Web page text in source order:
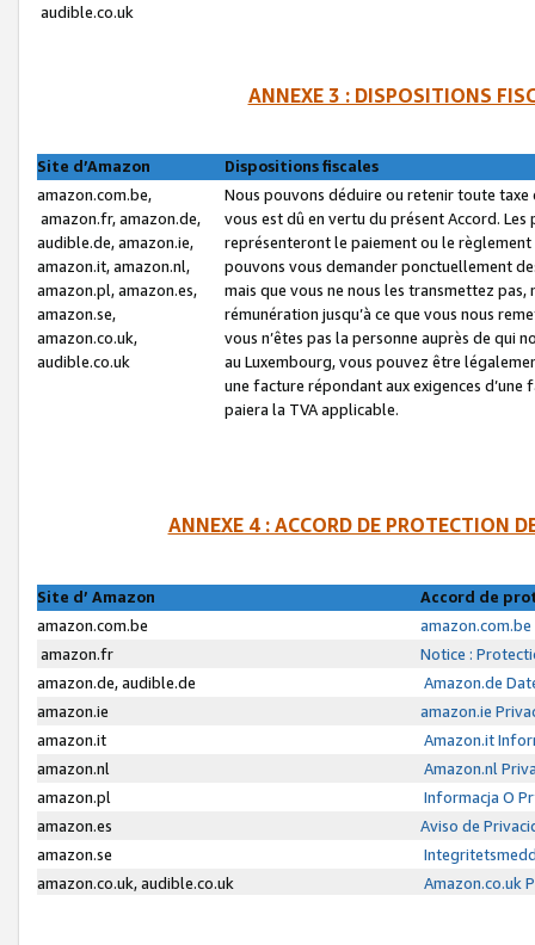
audible.co.uk
ANNEXE 3 : DISPOSITIONS
Site d’Amazon
Dispositions fiscales
amazon.com.be,
amazon.fr, amazon.de,
audible.de, amazon.ie,
amazon.it, amazon.nl,
amazon.pl, amazon.es,
amazon.se,
amazon.co.uk,
audible.co.uk
Nous pouvons déduire ou retenir toute
vous est dû en vertu du présent Accord.
représenteront le paiement ou le
pouvons vous demander ponctuellement
mais que vous ne nous les transmettez
rémunération jusqu’à ce que vous nous
vous n’êtes pas la personne auprès de qui
au Luxembourg, vous pouvez être
une facture répondant aux exigences
paiera la TVA applicable.
ANNEXE 4 : ACCORD DE PROTECTION
Site d’ Amazon
Accord de
amazon.com.be
amazon.fr
Notice :
amazon.de, audible.de
Amazon.de
amazon.ie
amazon.ie
amazon.it
Amazon.it
amazon.nl
Amazon.nl
amazon.pl
Informacja O
amazon.es
Aviso de
amazon.se
amazon.co.uk, audible.co.uk
Amazon.co.uk